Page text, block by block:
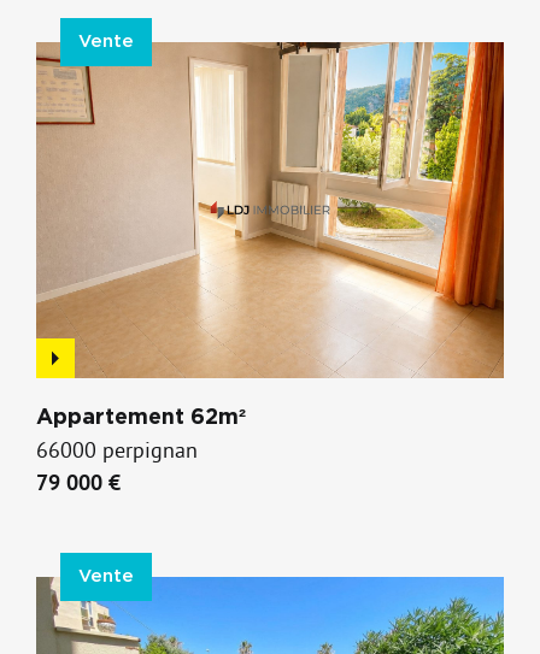
Vente
Appartement 62m²
66000 perpignan
79 000 €
Vente